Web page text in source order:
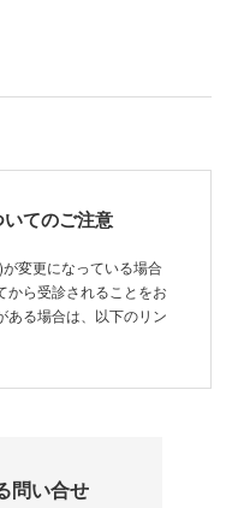
てのご注意
変更になっている場合
から受診されることをお
ある場合は、以下のリン
問い合せ